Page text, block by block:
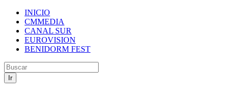
INICIO
CMMEDIA
CANAL SUR
EUROVISION
BENIDORM FEST
Ir